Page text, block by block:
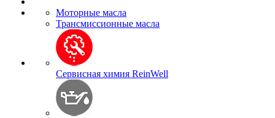
Моторные масла
Трансмиссионные масла
Сервисная химия ReinWell